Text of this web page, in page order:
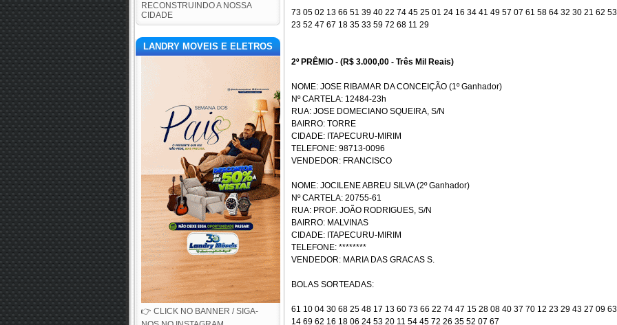
RECONSTRUINDO A NOSSA
CIDADE
LANDRY MOVEIS E ELETROS
👉 CLICK NO BANNER / SIGA-
73 05 02 13 66 51 39 40 22 74 45 25 01 24 16 34 41 49 57 07 61 58 64 32 30 21 62
23 52 47 67 18 35 33 59 72 68 11 29
2º PRÊMIO - (R$ 3.000,00 - Três Mil Reais)
NOME: JOSE RIBAMAR DA CONCEIÇÃO (1º Ganhador)
Nº CARTELA: 12484-23h
RUA: JOSE DOMECIANO SQUEIRA, S/N
BAIRRO: TORRE
CIDADE: ITAPECURU-MIRIM
TELEFONE: 98713-0096
VENDEDOR: FRANCISCO
NOME: JOCILENE ABREU SILVA (2º Ganhador)
Nº CARTELA: 20755-61
RUA: PROF. JOÃO RODRIGUES, S/N
BAIRRO: MALVINAS
CIDADE: ITAPECURU-MIRIM
TELEFONE: ********
VENDEDOR: MARIA DAS GRACAS S.
BOLAS SORTEADAS:
61 10 04 30 68 25 48 17 13 60 73 66 22 74 47 15 28 08 40 37 70 12 23 29 43 27 09
14 69 62 16 18 06 24 53 20 11 54 45 72 26 35 52 07 67